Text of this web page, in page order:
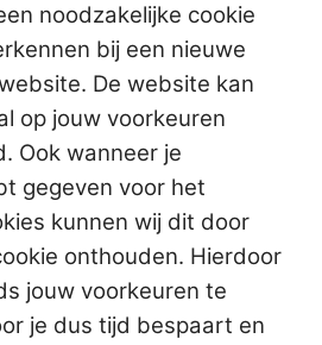
noodzakelijke cookie
bij een nieuwe
De website kan
op jouw voorkeuren
Ook wanneer je
gegeven voor het
kunnen wij dit door
onthouden. Hierdoor
jouw voorkeuren te
je dus tijd bespaart en